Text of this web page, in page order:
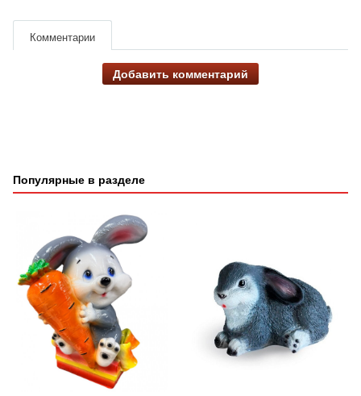
Комментарии
Добавить комментарий
Популярные в разделе